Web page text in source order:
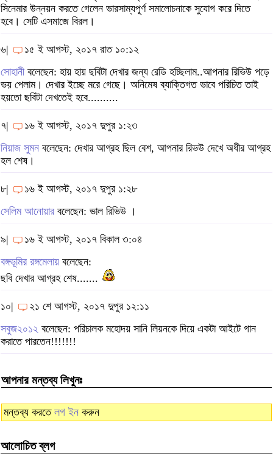
সিনেমার উন্নয়ন করতে গেলেন ভারসাম্যপূর্ণ সমালোচনাকে সুযোগ করে দিতে
হবে। সেটি এসমাজে বিরল।
৬|
১৫ ই আগস্ট, ২০১৭ রাত ১০:১২
সোহানীবলেছেন: হায় হায় ছবিটা দেখার জন্য রেডি হচ্ছিলাম..আপনার রিভিউ পড়ে
ভয় পেলাম। দেখার ইচ্ছে মরে গেছে। অনিমেষ ব্যাক্তিগত ভাবে পরিচিত তাই
হয়তো ছবিটা দেখতেই হবে..........
৭|
১৬ ই আগস্ট, ২০১৭ দুপুর ১:২৩
নিয়াজ সুমন বলেছেন: দেখার আগ্রহ ছিল বেশ, আপনার রিভউ দেখে অধীর আগ্রহ
হল শেষ।
৮|
১৬ ই আগস্ট, ২০১৭ দুপুর ১:২৮
সেলিম আনোয়ার বলেছেন: ভাল রিভিউ ।
৯|
১৬ ই আগস্ট, ২০১৭ বিকাল ৩:০৪
বঙ্গভূমির রঙ্গমেলায় বলেছেন:
ছবি দেখার আগ্রহ শেষ.......
১০|
২১ শে আগস্ট, ২০১৭ দুপুর ১২:১১
সবুজ২০১২ বলেছেন: পরিচালক মহোদয় সানি লিয়নকে দিয়ে একটা আইটে গান
করাতে পারতেন!!!!!!!
আপনার মন্তব্য লিখুনঃ
মন্তব্য করতে লগ ইন করুন
আলোচিত ব্লগ